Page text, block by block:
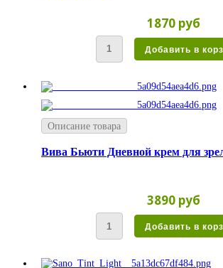
1870 руб
Описание товара
Вива Бьюти Дневной крем для
3890 руб